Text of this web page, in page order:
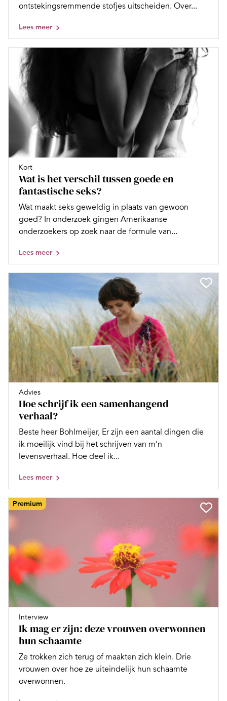
ontstekingsremmende stofjes uitscheiden. Over...
Lees meer
Kort
Wat is het verschil tussen goede en
fantastische seks?
Wat maakt seks geweldig in plaats van gewoon
goed? In onderzoek gingen Amerikaanse
onderzoekers op zoek naar de formule van...
Lees meer
Advies
Hoe schrijf ik een samenhangend
verhaal?
Beste heer Bohlmeijer, Er zijn een aantal dingen die
ik moeilijk vind bij het schrijven van m’n
levensverhaal. Hoe deel ik...
Lees meer
Premium
Interview
Ik mag er zijn: deze vrouwen overwonnen
hun schaamte
Ze trokken zich terug of maakten zich klein. Drie
vrouwen over hoe ze uiteindelijk hun schaamte
overwonnen.